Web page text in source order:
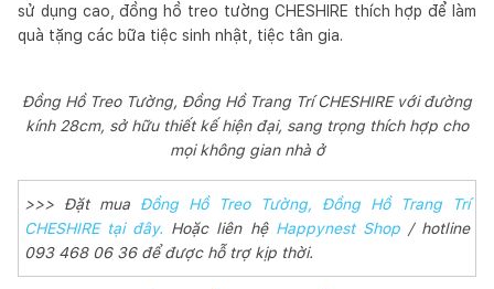
sử dụng cao, đồng hồ treo tường CHESHIRE thích hợp để làm
quà tặng các bữa tiệc sinh nhật, tiệc tân gia.
Đồng Hồ Treo Tường, Đồng Hồ Trang Trí CHESHIRE với đường
kính 28cm, sở hữu thiết kế hiện đại, sang trọng thích hợp cho
mọi không gian nhà ở
>>> Đặt mua Đồng Hồ Treo Tường, Đồng Hồ Trang Trí
CHESHIRE tại đây. Hoặc liên hệ Happynest Shop/ hotline
093 468 06 36 để được hỗ trợ kịp thời.